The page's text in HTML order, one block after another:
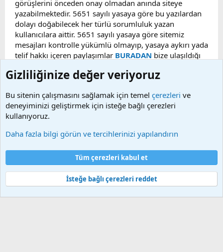
görüşlerini önceden onay olmadan anında siteye
yazabilmektedir. 5651 sayılı yasaya göre bu yazılardan
dolayı doğabilecek her türlü sorumluluk yazan
kullanıcılara aittir. 5651 sayılı yasaya göre sitemiz
mesajları kontrolle yükümlü olmayıp, yasaya aykırı yada
telif hakkı içeren paylaşımlar BURADAN bize ulaşıldığı
kaldırılacaktır. Sitemizde Bulunan Videolar YouTube,
alınmaktadır. Telif hakları sorumluluğu bu sitelere aittir.
Videoların hiç biri sunucularımızda bulunmamaktadır.
Şartlar ve kurallar Gizlilik politikası
Ana sayfa
Community platform by XenForo® © 2010-2025 XenForo Ltd.
Bu forum XenGenTr © 2014 - 2026 ürünleri ile desteklenmektedir
Gizliliğinize değer veriyoruz
Bu sitenin çalışmasını sağlamak için temel çerezleri ve
deneyiminizi geliştirmek için isteğe bağlı çerezleri
kullanıyoruz.
Daha fazla bilgi görün ve tercihlerinizi yapılandırın
Tüm çerezleri kabul et
İsteğe bağlı çerezleri reddet